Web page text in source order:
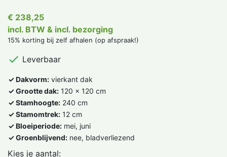
€ 238,25
incl. BTW & incl. bezorging
15% korting bij zelf afhalen (op afspraak!)
 Leverbaar
✓ Dakvorm: vierkant dak
✓ Grootte dak: 120 x 120 cm
✓ Stamhoogte: 240 cm
✓ Stamomtrek: 12 cm
✓ Bloeiperiode: mei, juni
✓ Groenblijvend: nee, bladverliezend
Kies je aantal: